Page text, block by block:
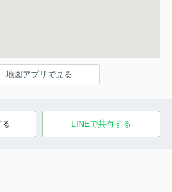
地図アプリで見る
る LINEで共有する